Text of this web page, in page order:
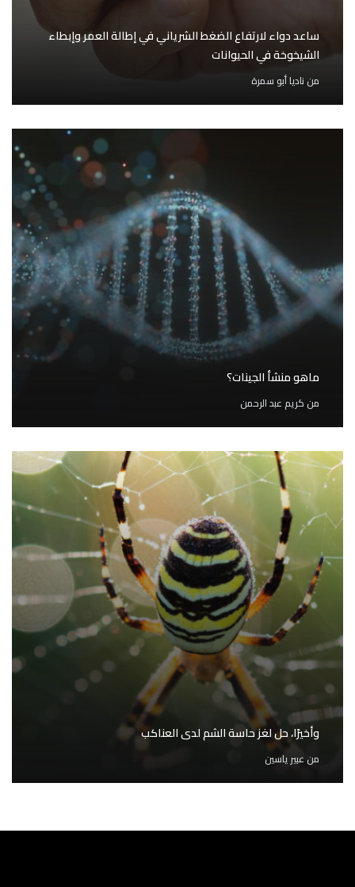
ساعد دواء لارتفاع الضغط الشرياني في إطالة العمر وإبطاء
الشيخوخة في الحيوانات
من ناديا أبو سمرة
ماهو منشأ الجينات؟
من كريم عبد الرحمن
وأخيرًا، حل لغز حاسة الشم لدى العناكب
من عبير ياسين